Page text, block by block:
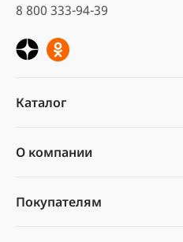
8 800 333-94-39
Каталог
О компании
Покупателям